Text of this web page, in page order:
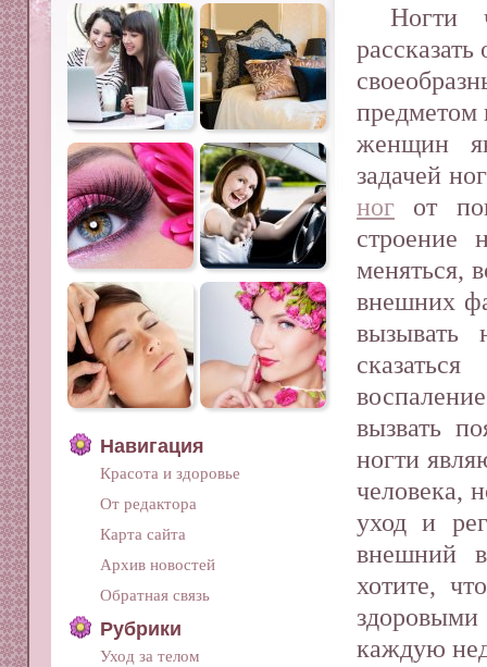
Ногти
предметом
женщин
задачей
ног от
строение
меняться,
внешних
вызывать
вызвать
ногти
человека,
уход и
внешний
хотите,
здоровыми
каждую
Навигация
Красота и здоровье
От редактора
Карта сайта
Архив новостей
Обратная связь
Рубрики
Уход за телом